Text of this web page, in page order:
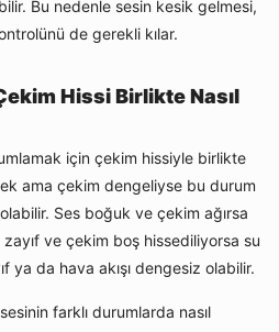
Bu nedenle sesin kesik gelmesi,
de gerekli kılar.
Hissi Birlikte Nasıl
için çekim hissiyle birlikte
ama çekim dengeliyse bu durum
olabilir. Ses boğuk ve çekim ağırsa
ve çekim boş hissediliyorsa su
ya da hava akışı dengesiz olabilir.
farklı durumlarda nasıl